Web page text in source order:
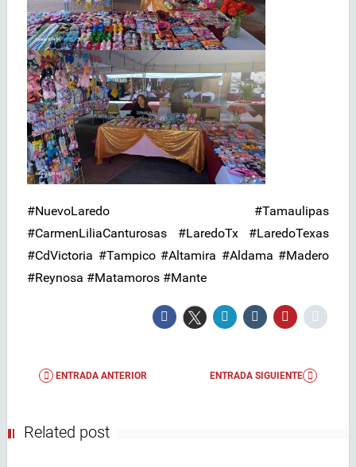
#NuevoLaredo #Tamaulipas
#CarmenLiliaCanturosas #LaredoTx #LaredoTexas
#CdVictoria #Tampico #Altamira #Aldama #Madero
#Reynosa #Matamoros #Mante
ENTRADA ANTERIOR ENTRADA SIGUIENTE
Related post